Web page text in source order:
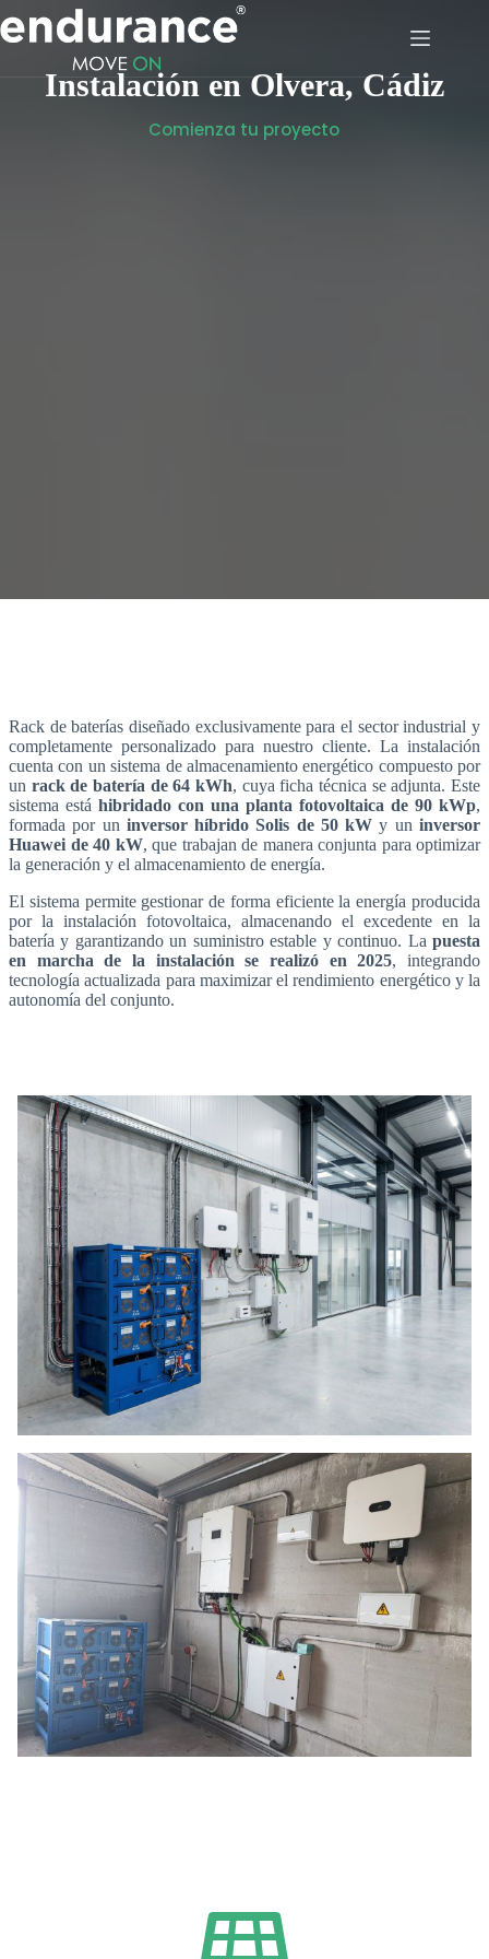
al
contenido
Instalación en Olvera, Cádiz
Instalación en Olvera, Cádiz
Comienza tu proyecto
Rack de baterías diseñado exclusivamente para el sector industrial y
completamente personalizado para nuestro cliente. La instalación
cuenta con un sistema de almacenamiento energético compuesto por
un rack de batería de 64 kWh, cuya ficha técnica se adjunta. Este
sistema está hibridado con una planta fotovoltaica de 90 kWp,
formada por un inversor híbrido Solis de 50 kW y uninversor
Huawei de 40 kW, que trabajan de manera conjunta para optimizar
la generación y el almacenamiento de energía.
El sistema permite gestionar de forma eficiente la energía producida
por la instalación fotovoltaica, almacenando el excedente en la
batería y garantizando un suministro estable y continuo. La puesta
en marcha de la instalación se realizó en 2025, integrando
tecnología actualizada para maximizar el rendimiento energético y la
autonomía del conjunto.